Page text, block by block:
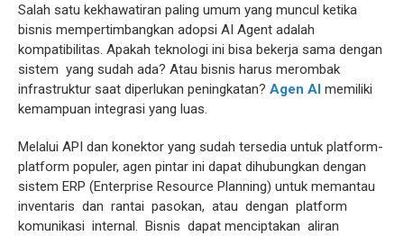
Salah satu kekhawatiran paling umum yang muncul ketika
bisnis mempertimbangkan adopsi AI Agent adalah
kompatibilitas. Apakah teknologi ini bisa bekerja sama dengan
sistem yang sudah ada? Atau bisnis harus merombak
infrastruktur saat diperlukan peningkatan? Agen AI memiliki
kemampuan integrasi yang luas.
Melalui API dan konektor yang sudah tersedia untuk platform-
platform populer, agen pintar ini dapat dihubungkan dengan
sistem ERP (Enterprise Resource Planning) untuk memantau
inventaris dan rantai pasokan, atau dengan platform
komunikasi internal. Bisnis dapat menciptakan aliran